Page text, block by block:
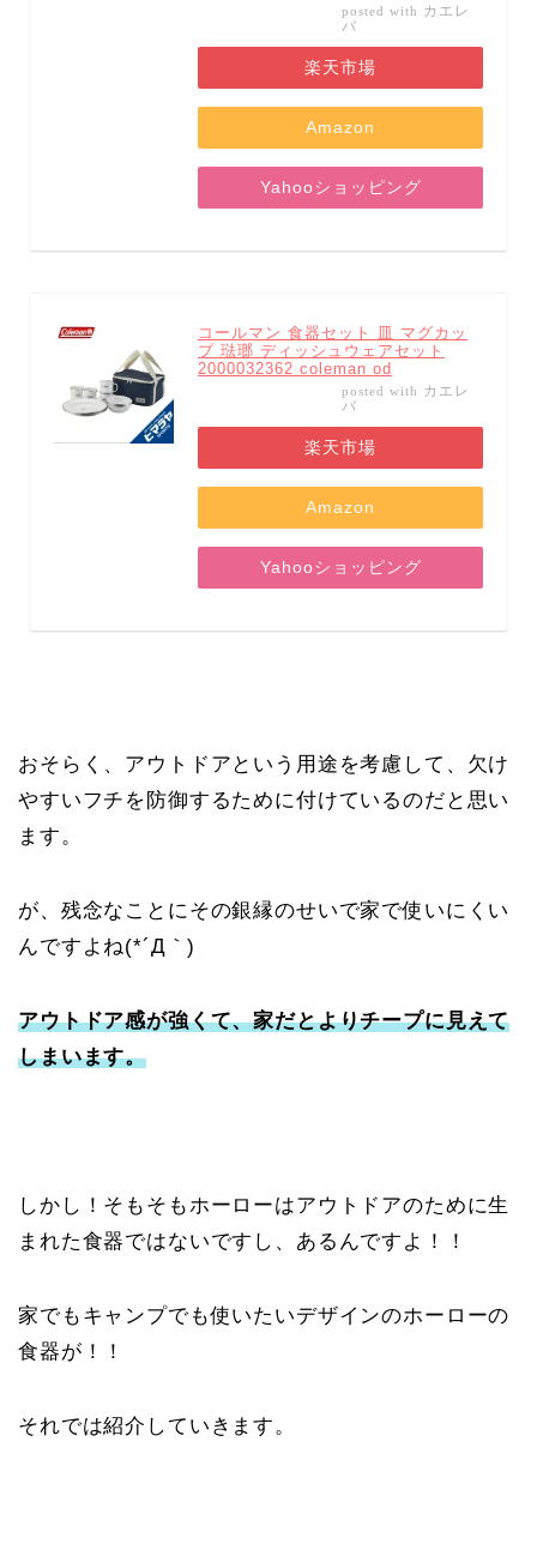
posted with カエレ
バ
楽天市場
Amazon
Yahooショッピング
コールマン 食器セット 皿 マグカッ
プ 琺瑯 ディッシュウェアセット
2000032362 coleman od
posted with カエレ
バ
楽天市場
Amazon
Yahooショッピング
おそらく、アウトドアという用途を考慮して、欠け
やすいフチを防御するために付けているのだと思い
ます。
が、残念なことにその銀縁のせいで家で使いにくい
んですよね(*´Д｀)
アウトドア感が強くて、家だとよりチープに見えて
しまいます。
しかし！そもそもホーローはアウトドアのために生
まれた食器ではないですし、あるんですよ！！
家でもキャンプでも使いたいデザインのホーローの
食器が！！
それでは紹介していきます。